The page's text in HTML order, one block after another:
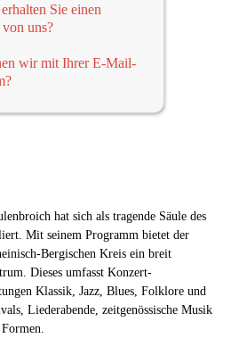
Sie einen
uns?
in regelmässigen
etwa 1-2x pro Monat –
und Termine des
bitte in das oben
aufAbsenden.
vorzubeugen, erhalten
nach Ihrer Anmeldung
eine E-Mail an
angegebene E-Mail-
Sie Ihre Registrierung
wir mit Ihrer E-Mail-
Newsletter2Go)
unseres Newsletters
werden wird (sowie
– sofern Sie Mitglied
sind – für die
von Mitteilungen
betreffend). Die
hat sich als tragende Säule des
Mit seinem Programm bietet der
Bergischen Kreis ein breit
Dieses umfasst Konzert-
Klassik, Jazz, Blues, Folklore und
Liederabende, zeitgenössische Musik